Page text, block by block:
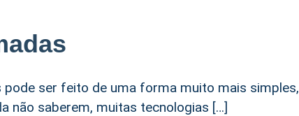
pode ser feito de uma forma muito mais simples,
não saberem, muitas tecnologias […]